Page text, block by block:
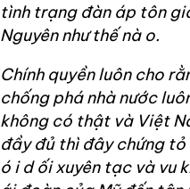
tình trạng đàn áp tôn
Nguyên như thế nà o.
Chính quyềnluôn cho
chống phá nhà nước
không có thật và Việt
đầy đủ thì đây chứng tỏ
ó i d ối xuyên tạc và vu